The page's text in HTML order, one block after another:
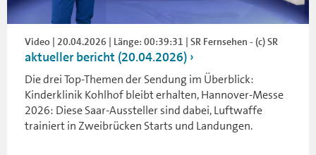
Video | 20.04.2026 | Länge: 00:39:31 | SR Fernsehen - (c) SR
aktueller bericht (20.04.2026)
Die drei Top-Themen der Sendung im Überblick:
Kinderklinik Kohlhof bleibt erhalten, Hannover-Messe
2026: Diese Saar-Aussteller sind dabei, Luftwaffe
trainiert in Zweibrücken Starts und Landungen.